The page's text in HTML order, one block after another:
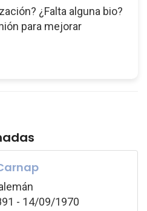
¿Falta alguna bio?
para mejorar
- 14/09/1970